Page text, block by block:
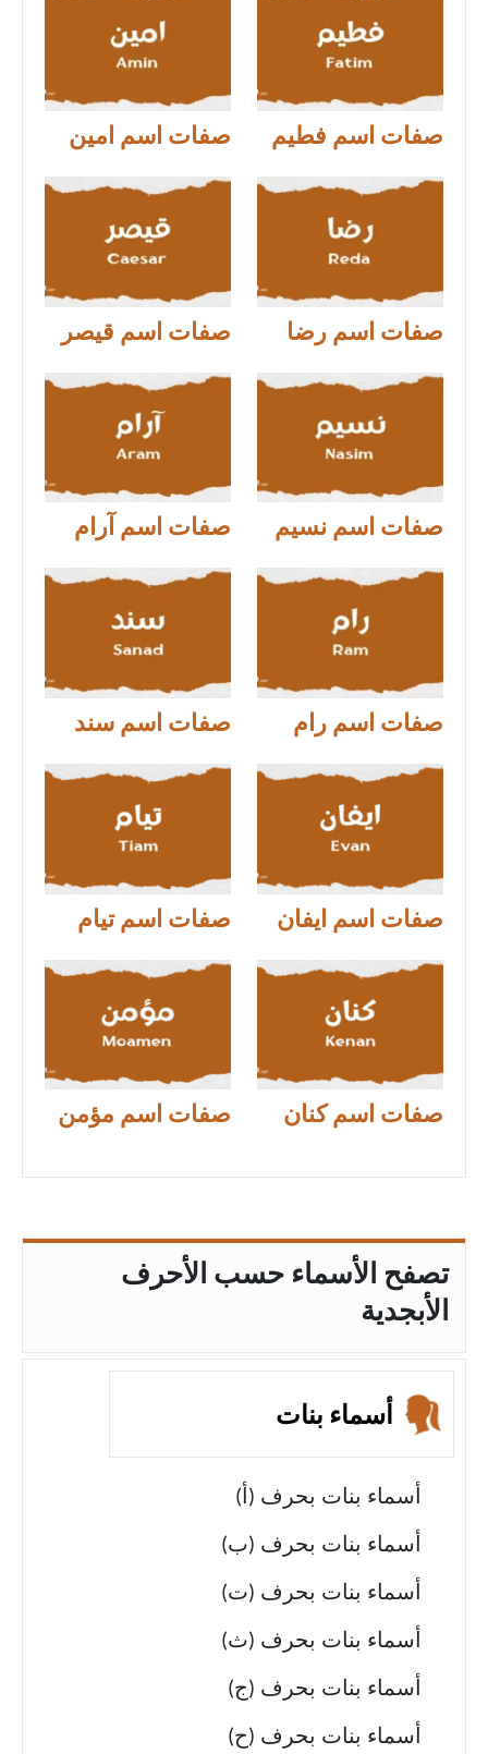
صفات اسم فطيم صفات اسم امين
صفات اسم رضا صفات اسم قيصر
صفات اسم نسيم صفات اسم آرام
صفات اسم رام صفات اسم سند
صفات اسم ايفان صفات اسم تيام
صفات اسم كنان صفات اسم مؤمن
تصفح الأسماء حسب الأحرف
الأبجدية
أسماء بنات
أسماء بنات بحرف (أ)
أسماء بنات بحرف (ب)
أسماء بنات بحرف (ت)
أسماء بنات بحرف (ث)
أسماء بنات بحرف (ج)
أسماء بنات بحرف (ح)